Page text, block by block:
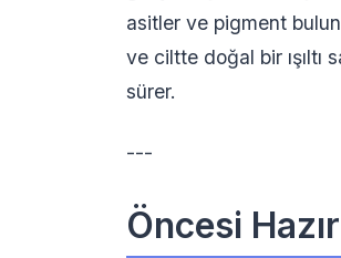
asitler ve pigment
ve ciltte doğal bir ışıltı
sürer.
---
Öncesi